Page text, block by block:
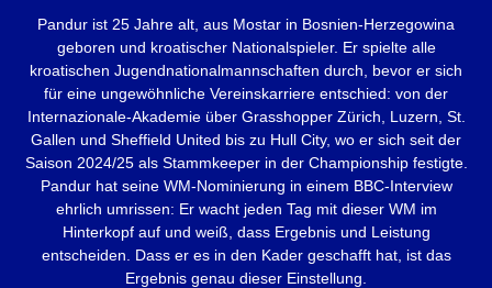
Pandur ist 25 Jahre alt, aus Mostar in Bosnien-Herzegowina
geboren und kroatischer Nationalspieler. Er spielte alle
kroatischen Jugendnationalmannschaften durch, bevor er sich
für eine ungewöhnliche Vereinskarriere entschied: von der
Internazionale-Akademie über Grasshopper Zürich, Luzern, St.
Gallen und Sheffield United bis zu Hull City, wo er sich seit der
Saison 2024/25 als Stammkeeper in der Championship festigte.
Pandur hat seine WM-Nominierung in einem BBC-Interview
ehrlich umrissen: Er wacht jeden Tag mit dieser WM im
Hinterkopf auf und weiß, dass Ergebnis und Leistung
entscheiden. Dass er es in den Kader geschafft hat, ist das
Ergebnis genau dieser Einstellung.